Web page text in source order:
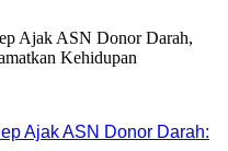
Ajak ASN Donor Darah: